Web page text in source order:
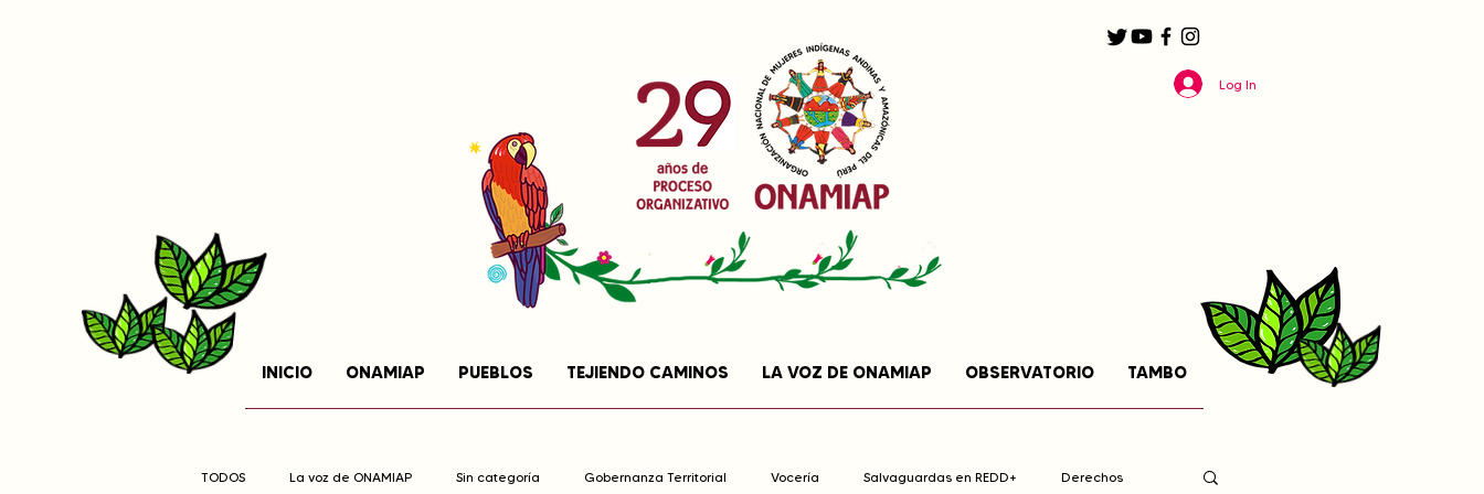
INICIO ONAMIAP PUEBLOS TEJIENDO CAMINOS LA VOZ DE ONAMIAP OBSERVATORIO TAMBO
Log In
TODOS La voz de ONAMIAP Sin categoría Gobernanza Territorial Vocería Salvaguardas en REDD+ Derechos